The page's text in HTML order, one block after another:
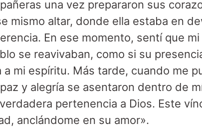
una vez prepararon sus
mismo altar, donde ella estaba en
En ese momento, sentí que
se reavivaban, como si su
mi espíritu. Más tarde, cuando me
y alegría se asentaron dentro de
pertenencia a Dios. Este
anclándome en su amor».